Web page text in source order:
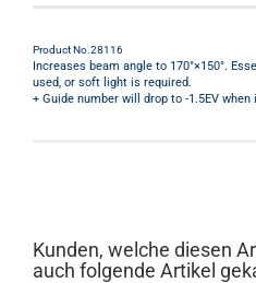
Product No.28116
Increases beam angle to 170°×150°.
used, or soft light is required.
+ Guide number will drop to -1.5EV
Kunden, welche diesen
auch folgende Artikel